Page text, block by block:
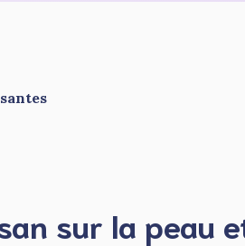
sur la peau